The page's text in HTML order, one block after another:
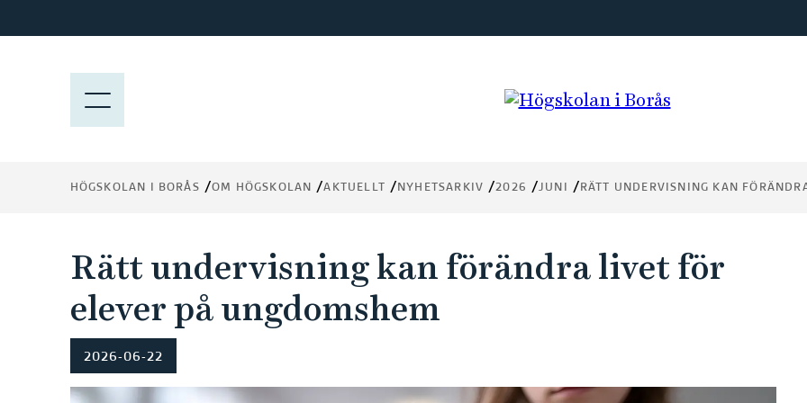
o
N
HÖGSKOLAN I BORÅS OM HÖGSKOLAN AKTUELLT NYHETSARKIV 2026 JUNI RÄTT UNDERVISNING KAN
Rätt undervisning kan förändra livet för
elever på ungdomshem
2026-06-22